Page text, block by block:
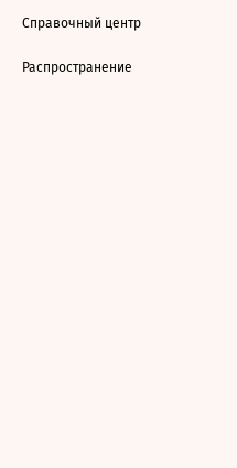
Справочный центр
Распространение